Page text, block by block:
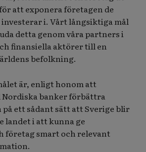
att exponera företagen de
i. Vårt långsiktiga mål
detta genom våra partners i
finansiella aktörer till en
befolkning.
är, enligt honom att
Nordiska banker förbättra
ett sådant sätt att Sverige blir
landet i att kunna ge
företag smart och relevant